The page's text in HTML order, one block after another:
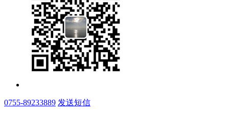
0755-89233889 发送短信